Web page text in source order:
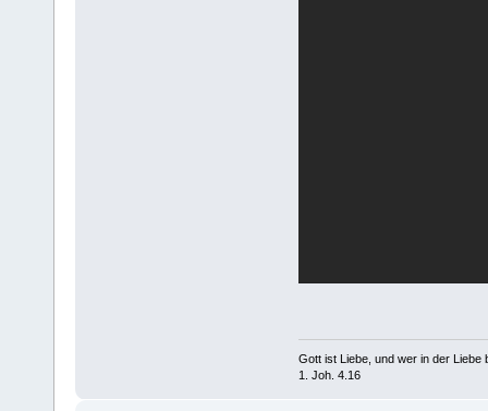
Gott ist Liebe, und wer in der Liebe
1. Joh. 4.16